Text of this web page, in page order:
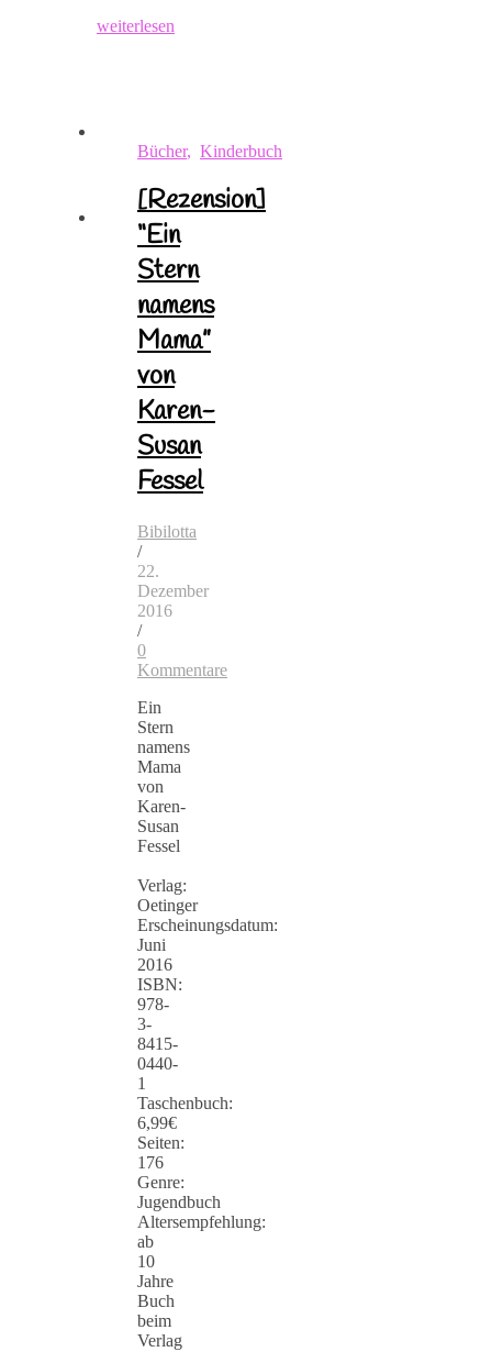
weiterlesen
Bücher, Kinderbuch
[Rezension]
“Ein
Stern
namens
Mama”
von
Karen-
Susan
Fessel
Bibilotta
/
22.
Dezember
2016
/
0
Kommentare
Ein
Stern
namens
Mama
von
Karen-
Susan
Fessel
Verlag:
Oetinger
Erscheinungsdatum:
Juni
2016
ISBN:
978-
3-
8415-
0440-
1
Taschenbuch:
6,99€
Seiten:
176
Genre:
Jugendbuch
Altersempfehlung:
ab
10
Jahre
Buch
beim
Verlag